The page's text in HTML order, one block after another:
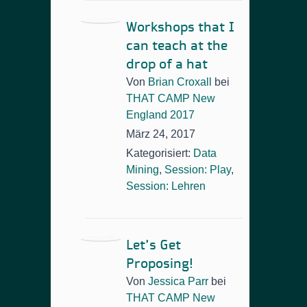
Workshops that I
can teach at the
drop of a hat
Von Brian Croxall
bei
THAT CAMP New
England 2017
März 24, 2017
Kategorisiert: Data
Mining, Session: Play,
Session: Lehren
Let’s Get
Proposing!
Von Jessica Parr bei
THAT CAMP New